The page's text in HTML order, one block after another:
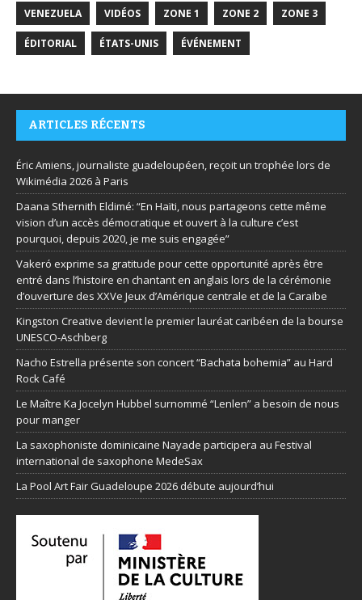
VENEZUELA VIDÉOS ZONE 1 ZONE 2 ZONE 3
ÉDITORIAL ÉTATS-UNIS ÉVÉNEMENT
ARTICLES RÉCENTS
Éric Amiens, journaliste guadeloupéen, reçoit un trophée lors de
Wikimédia 2026 à Paris
Daana Sthernith Eldimé: “En Haïti, nous partageons cette même
vision d’un accès démocratique et ouvert à la culture c’est
pourquoi, depuis 2020, je me suis engagée”
Vakeró exprime sa gratitude pour cette opportunité après être
entré dans l’histoire en chantant en anglais lors de la cérémonie
d’ouverture des XXVe Jeux d’Amérique centrale et de la Caraïbe
Kingston Creative devient le premier lauréat caribéen de la bourse
UNESCO-Aschberg
Nacho Estrella présente son concert “Bachata bohemia” au Hard
Rock Café
Le Maître Ka Jocelyn Hubbel surnommé “Lenlen” a besoin de nous
pour manger
La saxophoniste dominicaine Nayade participera au Festival
international de saxophone MedeSax
La Pool Art Fair Guadeloupe 2026 débute aujourd’hui